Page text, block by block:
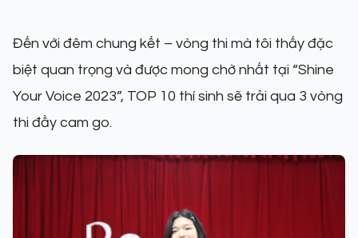
Đến với đêm chung kết – vòng thi mà tôi thấy đặc
biệt quan trọng và được mong chờ nhất tại “Shine
Your Voice 2023”, TOP 10 thí sinh sẽ trải qua 3 vòng
thi đầy cam go.